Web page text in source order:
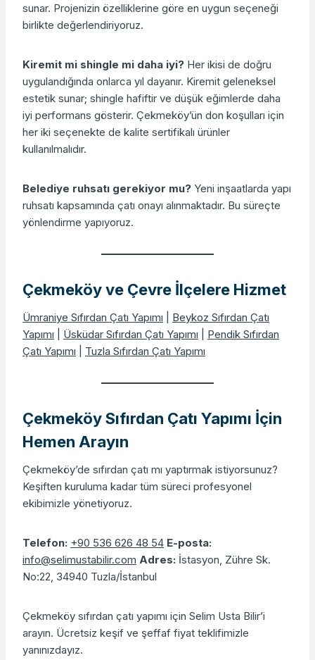
sunar. Projenizin özelliklerine göre en uygun seçeneği
birlikte değerlendiriyoruz.
Kiremit mi shingle mi daha iyi? Her ikisi de doğru
uygulandığında onlarca yıl dayanır. Kiremit geleneksel
estetik sunar; shingle hafiftir ve düşük eğimlerde daha
iyi performans gösterir. Çekmeköy’ün don koşulları için
her iki seçenekte de kalite sertifikalı ürünler
kullanılmalıdır.
Belediye ruhsatı gerekiyor mu? Yeni inşaatlarda yapı
ruhsatı kapsamında çatı onayı alınmaktadır. Bu süreçte
yönlendirme yapıyoruz.
Çekmeköy ve Çevre İlçelere Hizmet
Ümraniye Sıfırdan Çatı Yapımı
Beykoz Sıfırdan Çatı
Yapımı
Üsküdar Sıfırdan Çatı Yapımı
Pendik Sıfırdan
Çatı Yapımı
Tuzla Sıfırdan Çatı Yapımı
Çekmeköy Sıfırdan Çatı Yapımı İçin
Hemen Arayın
Çekmeköy’de sıfırdan çatı mı yaptırmak istiyorsunuz?
Keşiften kuruluma kadar tüm süreci profesyonel
ekibimizle yönetiyoruz.
Telefon: +90 536 626 48 54 E-posta:
info@selimustabilir.com Adres: İstasyon, Zühre Sk.
No:22, 34940 Tuzla/İstanbul
Çekmeköy sıfırdan çatı yapımı için Selim Usta Bilir’i
arayın. Ücretsiz keşif ve şeffaf fiyat teklifimizle
yanınızdayız.